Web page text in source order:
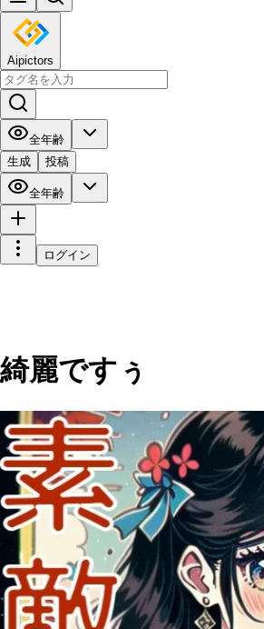
Aipictors
全年齢
生成
投稿
全年齢
ログイン
綺麗ですぅ